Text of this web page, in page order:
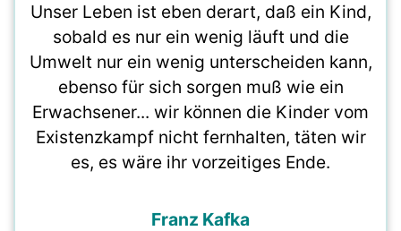
Unser Leben ist eben derart, daß ein Kind,
sobald es nur ein wenig läuft und die
Umwelt nur ein wenig unterscheiden kann,
ebenso für sich sorgen muß wie ein
Erwachsener... wir können die Kinder vom
Existenzkampf nicht fernhalten, täten wir
es, es wäre ihr vorzeitiges Ende.
Franz Kafka